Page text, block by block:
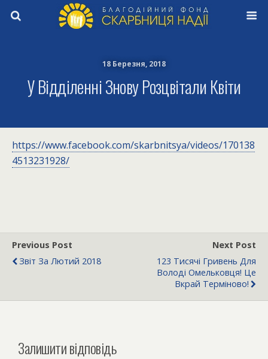
18 Березня, 2018
У Відділенні Знову Розцвітали Квіти
https://www.facebook.com/skarbnitsya/videos/170138
4513231928/
Previous Post
Звіт За Лютий 2018
Next Post
123 Тисячі Гривень Для
Володі Омельковця! Це
Вкрай Терміново!
Залишити відповідь